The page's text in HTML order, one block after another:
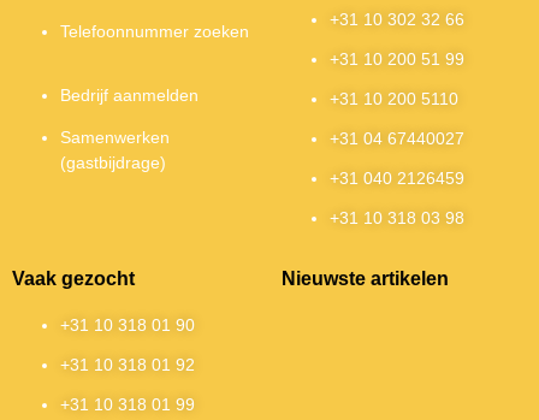
Telefoonnummer zoeken
Bedrijf aanmelden
Samenwerken
(gastbijdrage)
+31 10 302 32 66
+31 10 200 51 99
+31 10 200 5110
+31 04 67440027
+31 040 2126459
+31 10 318 03 98
Vaak gezocht
+31 10 318 01 90
+31 10 318 01 92
+31 10 318 01 99
Nieuwste artikelen